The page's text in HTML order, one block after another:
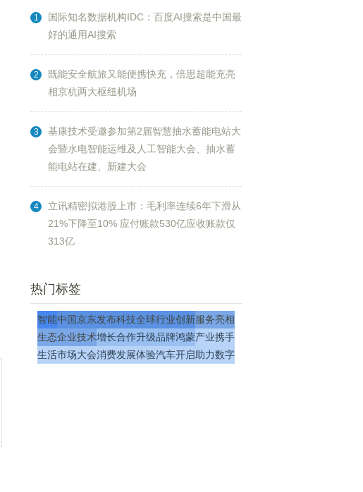
1
国际知名数据机构IDC：百度AI搜索是中国最
好的通用AI搜索
2
既能安全航旅又能便携快充，倍思超能充亮
相京杭两大枢纽机场
3
基康技术受邀参加第2届智慧抽水蓄能电站大
会暨水电智能运维及人工智能大会、抽水蓄
能电站在建、新建大会
4
立讯精密拟港股上市：毛利率连续6年下滑从
21%下降至10% 应付账款530亿应收账款仅
313亿
热门标签
智能中国京东发布科技全球行业创新服务亮相
生态企业技术增长合作升级品牌鸿蒙产业携手
生活市场大会消费发展体验汽车开启助力数字